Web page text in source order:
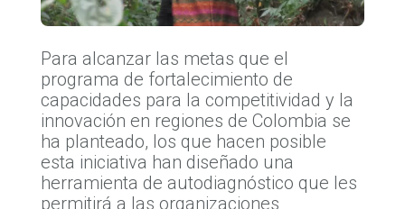
Para alcanzar las metas que el
programa de f​ortalecimiento de
capacidades para la competitividad y la
innovación​ en regiones de Colombia se
ha planteado, los que hacen posible
esta iniciativa han diseñado una
herramienta de autodiagnóstico que les
permitirá a las organizaciones